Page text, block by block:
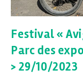
Festival «
Parc des
> 29/10/2023